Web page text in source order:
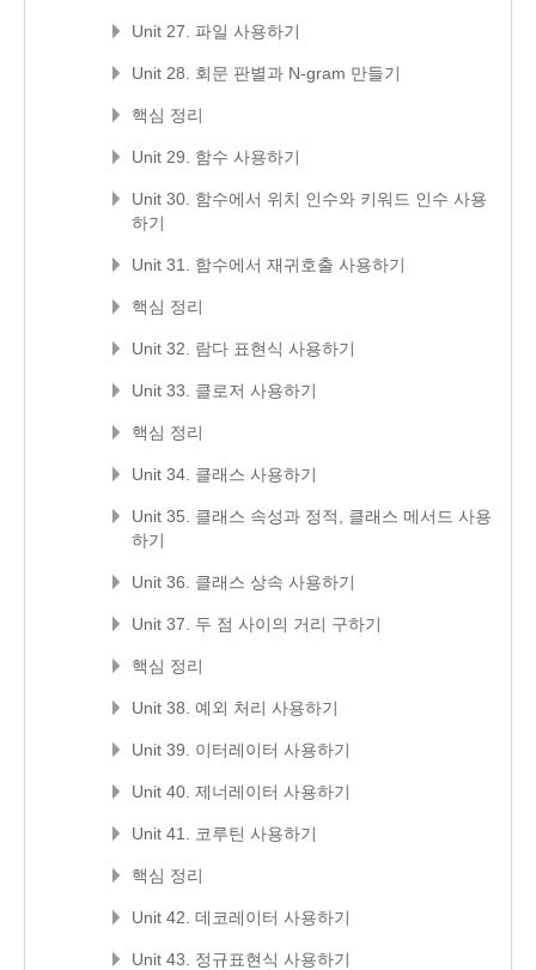
Unit 27. 파일 사용하기
Unit 28. 회문 판별과 N-gram 만들기
핵심 정리
Unit 29. 함수 사용하기
Unit 30. 함수에서 위치 인수와 키워드 인수 사용
하기
Unit 31. 함수에서 재귀호출 사용하기
핵심 정리
Unit 32. 람다 표현식 사용하기
Unit 33. 클로저 사용하기
핵심 정리
Unit 34. 클래스 사용하기
Unit 35. 클래스 속성과 정적, 클래스 메서드 사용
하기
Unit 36. 클래스 상속 사용하기
Unit 37. 두 점 사이의 거리 구하기
핵심 정리
Unit 38. 예외 처리 사용하기
Unit 39. 이터레이터 사용하기
Unit 40. 제너레이터 사용하기
Unit 41. 코루틴 사용하기
핵심 정리
Unit 42. 데코레이터 사용하기
Unit 43. 정규표현식 사용하기